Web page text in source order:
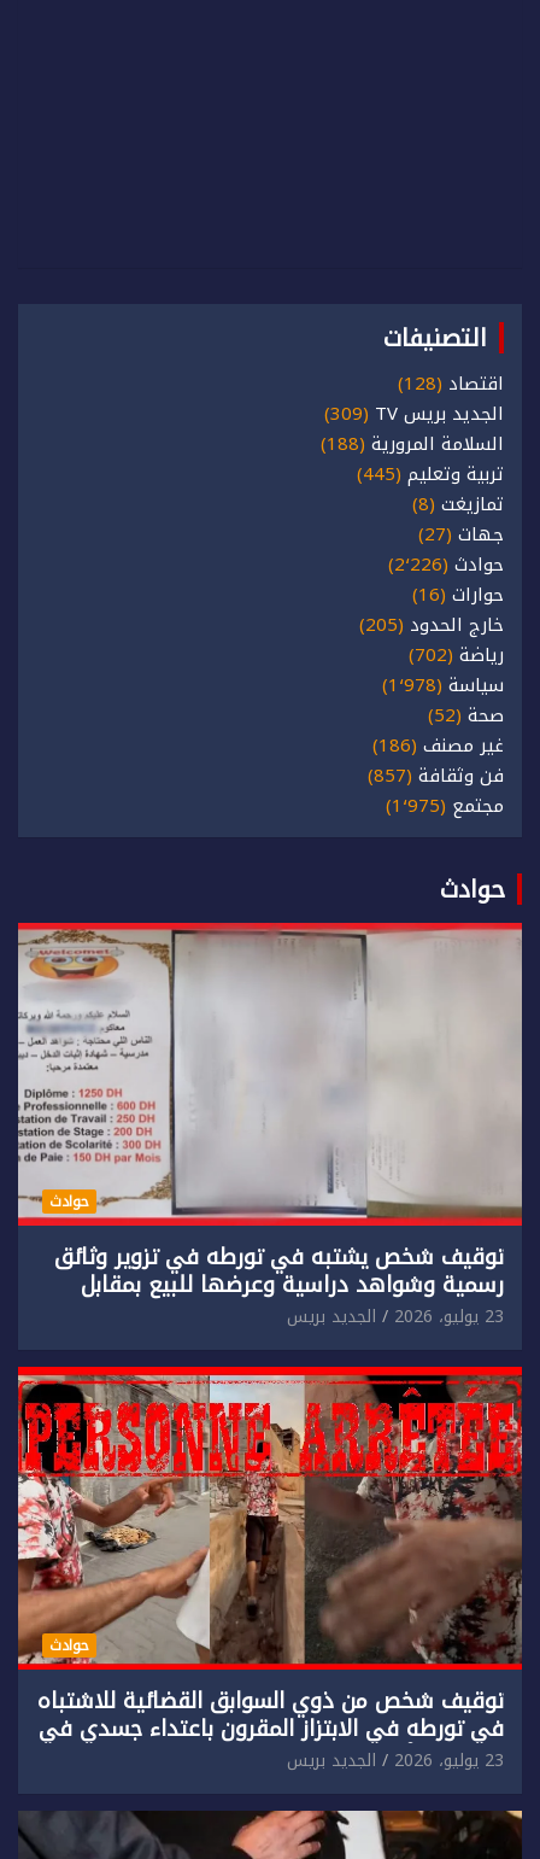
التصنيفات
اقتصاد (128)
الجديد بريس TV
(309)
السلامة المرورية (188)
تربية وتعليم (445)
تمازيغت (8)
جهات (27)
حوادث (2٬226)
حوارات (16)
خارج الحدود (205)
رياضة (702)
سياسة (1٬978)
صحة (52)
غير مصنف (186)
فن وثقافة (857)
مجتمع (1٬975)
حوادث
حوادث
توقيف شخص يشتبه في تورطه في تزوير وثائق
رسمية وشواهد دراسية وعرضها للبيع بمقابل
مادي.
23 يوليو، 2026 الجديد بريس
حوادث
توقيف شخص من ذوي السوابق القضائية للاشتباه
في تورطه في الابتزاز المقرون باعتداء جسدي في
حق سائح أجنبي.
23 يوليو، 2026 الجديد بريس